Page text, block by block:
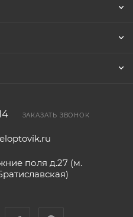
ЗАКАЗАТЬ ЗВОНОК
поля д.27 (м.